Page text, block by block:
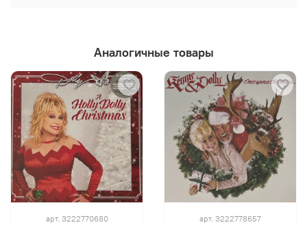
Аналогичные товары
арт. 3222770680 арт. 3222778657